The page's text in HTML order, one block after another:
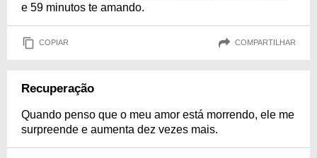
e 59 minutos te amando.
COPIAR COMPARTILHAR
Recuperação
Quando penso que o meu amor está morrendo, ele me
surpreende e aumenta dez vezes mais.